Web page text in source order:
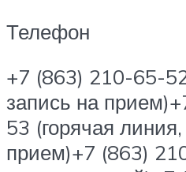
Телефон
+7 (863) 210-65-
запись на
53 (горячая
прием)+7 (863)